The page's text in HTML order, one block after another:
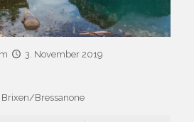
3. November 2019
Bressanone